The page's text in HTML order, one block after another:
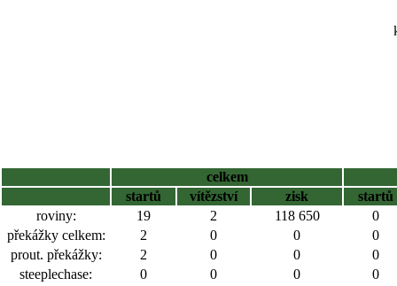
celkem
startů
vítězství zisk
startů
roviny:
19 2 118 650
0
překážky celkem:
2 0 0
0
prout. překážky:
2 0 0
0
steeplechase:
0 0 0
0